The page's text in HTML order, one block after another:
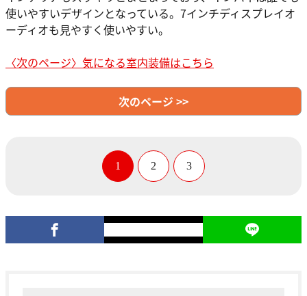
使いやすいデザインとなっている。7インチディスプレイオ
ーディオも見やすく使いやすい。
〈次のページ〉気になる室内装備はこちら
次のページ >>
1 2 3